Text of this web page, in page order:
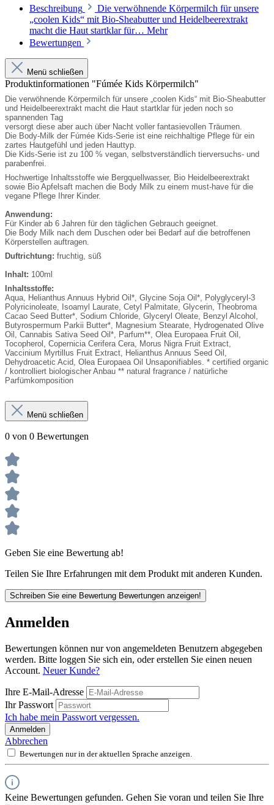
Beschreibung
Die verwöhnende Körpermilch für unsere
„coolen Kids“ mit Bio-Sheabutter und Heidelbeerextrakt
macht die Haut startklar für… Mehr
Bewertungen
Menü schließen
Produktinformationen "Fúmée Kids Körpermilch"
Die verwöhnende Körpermilch für unsere „coolen Kids“ mit Bio-Sheabutter
und Heidelbeerextrakt macht die Haut startklar für jeden noch so
spannenden Tag
versorgt diese aber auch über Nacht voller fantasievollen Träumen.
Die Body-Milk der Fúmée Kids-Serie ist eine reichhaltige Pflege für ein
zartes Hautgefühl und jeden Hauttyp.
Die Kids-Serie ist zu 100 % vegan, selbstverständlich tierversuchs- und
parabenfrei.
Hochwertige Inhaltsstoffe wie Bergquellwasser, Bio Heidelbeerextrakt
sowie Bio Apfelsaft machen die Body Milk zu einem must-have für die
vegane Pflege Ihrer Kinder.
Anwendung:
Für Kinder ab 6 Jahren für den täglichen Gebrauch geeignet.
Die Body Milk nach dem Duschen oder bei Bedarf auf die betroffenen
Körperstellen auftragen.
Duftrichtung: fruchtig, süß
Inhalt: 100ml
Inhaltsstoffe:
Aqua, Helianthus Annuus Hybrid Oil*, Glycine Soja Oil*, Polyglyceryl-3
Polyricinoleate, Isoamyl Laurate, Cetyl Palmitate, Glycerin, Theobroma
Cacao Seed Butter*, Sodium Chloride, Glyceryl Oleate, Benzyl Alcohol,
Butyrospermum Parkii Butter*, Magnesium Stearate, Hydrogenated Olive
Oil, Cannabis Sativa Seed Oil*, Parfum**, Olea Europaea Fruit Oil,
Tocopherol, Copernicia Cerifera Cera, Morus Nigra Fruit Extract,
Vaccinium Myrtillus Fruit Extract, Helianthus Annuus Seed Oil,
Dehydroacetic Acid, Olea Europaea Oil Unsaponifiables. * certified organic
/ kontrolliert biologischer Anbau ** natural fragrance / natürliche
Parfümkomposition
Menü schließen
0 von 0 Bewertungen
Geben Sie eine Bewertung ab!
Teilen Sie Ihre Erfahrungen mit dem Produkt mit anderen Kunden.
Schreiben Sie eine Bewertung Bewertungen anzeigen!
Anmelden
Bewertungen können nur von angemeldeten Benutzern abgegeben
werden. Bitte loggen Sie sich ein, oder erstellen Sie einen neuen
Account. Neuer Kunde?
Ihre E-Mail-Adresse
Ihr Passwort
Ich habe mein Passwort vergessen.
Anmelden
Abbrechen
Bewertungen nur in der aktuellen Sprache anzeigen.
Keine Bewertungen gefunden. Gehen Sie voran und teilen Sie Ihre